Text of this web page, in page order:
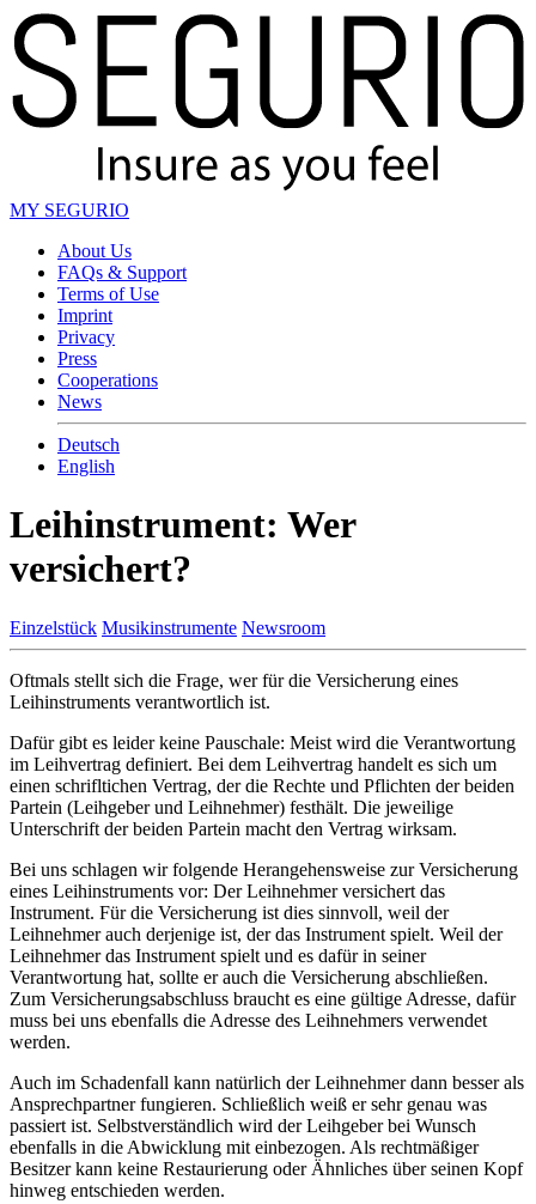
MY SEGURIO
About Us
FAQs & Support
Terms of Use
Imprint
Privacy
Press
Cooperations
News
Deutsch
English
Leihinstrument: Wer
versichert?
Einzelstück Musikinstrumente Newsroom
Oftmals stellt sich die Frage, wer für die Versicherung eines
Leihinstruments verantwortlich ist.
Dafür gibt es leider keine Pauschale: Meist wird die Verantwortung
im Leihvertrag definiert. Bei dem Leihvertrag handelt es sich um
einen schrifltichen Vertrag, der die Rechte und Pflichten der beiden
Partein (Leihgeber und Leihnehmer) festhält. Die jeweilige
Unterschrift der beiden Partein macht den Vertrag wirksam.
Bei uns schlagen wir folgende Herangehensweise zur Versicherung
eines Leihinstruments vor: Der Leihnehmer versichert das
Instrument. Für die Versicherung ist dies sinnvoll, weil der
Leihnehmer auch derjenige ist, der das Instrument spielt. Weil der
Leihnehmer das Instrument spielt und es dafür in seiner
Verantwortung hat, sollte er auch die Versicherung abschließen.
Zum Versicherungsabschluss braucht es eine gültige Adresse, dafür
muss bei uns ebenfalls die Adresse des Leihnehmers verwendet
werden.
Auch im Schadenfall kann natürlich der Leihnehmer dann besser als
Ansprechpartner fungieren. Schließlich weiß er sehr genau was
passiert ist. Selbstverständlich wird der Leihgeber bei Wunsch
ebenfalls in die Abwicklung mit einbezogen. Als rechtmäßiger
Besitzer kann keine Restaurierung oder Ähnliches über seinen Kopf
hinweg entschieden werden.